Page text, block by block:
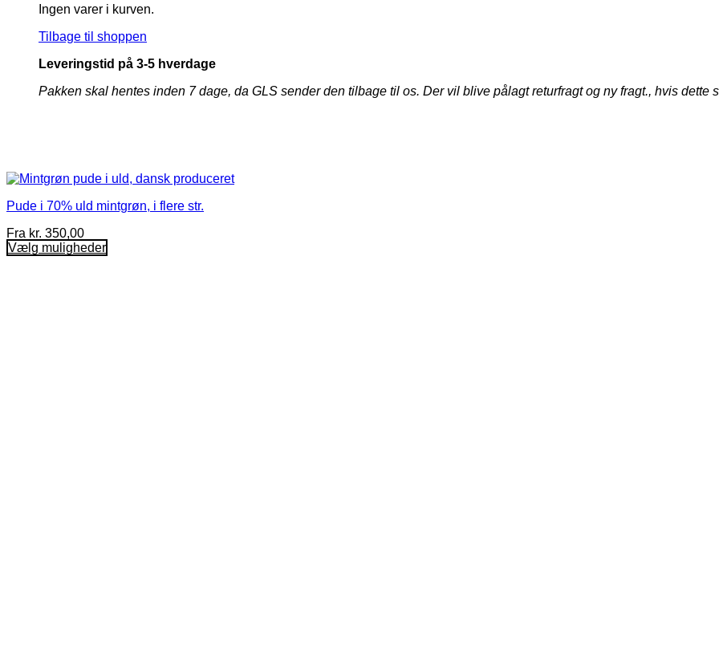
Ingen varer i kurven.
Tilbage til shoppen
Leveringstid på 3-5 hverdage
Pakken skal hentes inden 7 dage, da GLS sender den tilbage til os. Der vil blive pålagt returfragt og ny fragt., hvis dette
Pude i 70% uld mintgrøn, i flere str.
Fra kr. 350,00
Vælg muligheder